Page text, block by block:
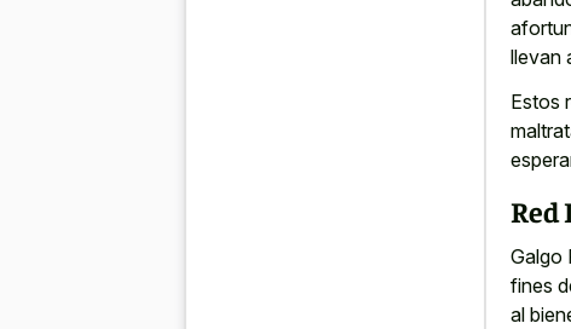
llevan
Estos
Red
Galgo
fines
al